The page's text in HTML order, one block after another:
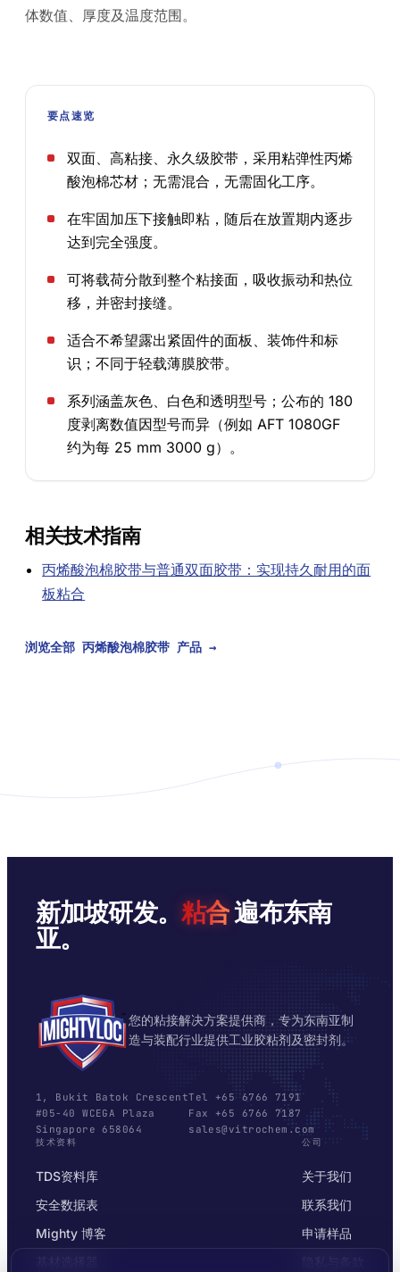
体数值、厚度及温度范围。
要点速览
双面、高粘接、永久级胶带，采用粘弹性丙烯
酸泡棉芯材；无需混合，无需固化工序。
在牢固加压下接触即粘，随后在放置期内逐步
达到完全强度。
可将载荷分散到整个粘接面，吸收振动和热位
移，并密封接缝。
适合不希望露出紧固件的面板、装饰件和标
识；不同于轻载薄膜胶带。
系列涵盖灰色、白色和透明型号；公布的 180
度剥离数值因型号而异（例如 AFT 1080GF
约为每 25 mm 3000 g）。
相关技术指南
丙烯酸泡棉胶带与普通双面胶带：实现持久耐用的面
板粘合
浏览全部 丙烯酸泡棉胶带 产品 →
新加坡研发。 粘合遍布东南
亚。
您的粘接解决方案提供商，专为东南亚制
造与装配行业提供工业胶粘剂及密封剂。
1, Bukit Batok Crescent
#05-40 WCEGA Plaza
Singapore 658064
Tel +65 6766 7191
Fax +65 6766 7187
sales@vitrochem.com
技术资料
TDS资料库
安全数据表
Mighty 博客
公司
关于我们
联系我们
申请样品